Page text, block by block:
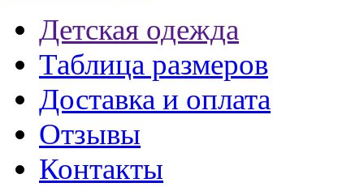
Детская одежда
Таблица размеров
Доставка и оплата
Отзывы
Контакты